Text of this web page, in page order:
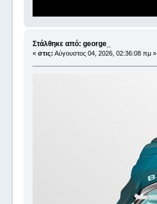
Στάλθηκε από: george_
« στις: Αύγουστος 04, 2026, 02:36:08 πμ »